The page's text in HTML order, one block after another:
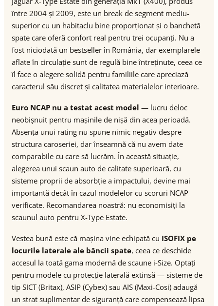
între 2004 și 2009, este un break de segment mediu-
superior cu un habitaclu bine proporționat și o banchetă
spate care oferă confort real pentru trei ocupanți. Nu a
fost niciodată un bestseller în România, dar exemplarele
aflate în circulație sunt de regulă bine întreținute, ceea ce
îl face o alegere solidă pentru familiile care apreciază
caracterul său discret și calitatea materialelor interioare.
Euro NCAP nu a testat acest model — lucru deloc
neobișnuit pentru mașinile de nișă din acea perioadă.
Absența unui rating nu spune nimic negativ despre
structura caroseriei, dar înseamnă că nu avem date
comparabile cu care să lucrăm. În această situație,
alegerea unui scaun auto de calitate superioară, cu
sisteme proprii de absorbție a impactului, devine mai
importantă decât în cazul modelelor cu scoruri NCAP
verificate. Recomandarea noastră: nu economisiți la
scaunul auto pentru X-Type Estate.
Vestea bună este că mașina vine echipată cu ISOFIX pe
locurile laterale ale băncii spate, ceea ce deschide
accesul la toată gama modernă de scaune i-Size. Optați
pentru modele cu protecție laterală extinsă — sisteme de
tip SICT (Britax), ASIP (Cybex) sau AIS (Maxi-Cosi) adaugă
un strat suplimentar de siguranță care compensează lipsa